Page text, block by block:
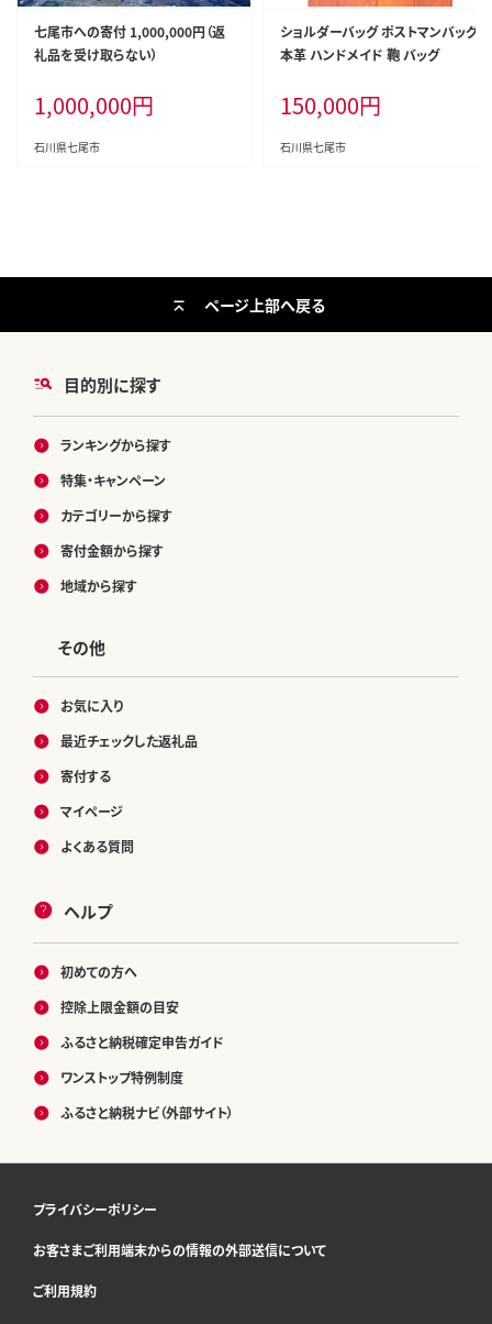
七尾市への寄付 1,000,000円（返
礼品を受け取らない）
1,000,000円
石川県七尾市
ショルダーバッグ ポストマンバッグ
本革 ハンドメイド 鞄 バッグ
150,000円
石川県七尾市
目的別に探す
ランキングから探す
特集・キャンペーン
カテゴリーから探す
寄付金額から探す
地域から探す
その他
お気に入り
最近チェックした返礼品
寄付する
マイページ
よくある質問
ヘルプ
初めての方へ
控除上限金額の目安
ふるさと納税確定申告ガイド
ワンストップ特例制度
ふるさと納税ナビ（外部サイト）
ページ上部へ戻る
プライバシーポリシー
お客さまご利用端末からの情報の外部送信について
ご利用規約